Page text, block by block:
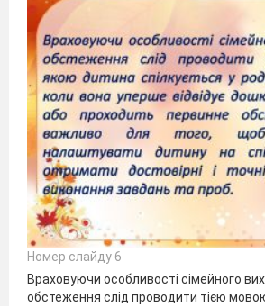
Номер слайду 6
Враховуючи особливості сімейного
обстеження слід проводити тією